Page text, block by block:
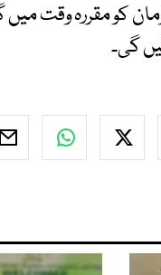
کو مقررہ وقت میں
گی۔